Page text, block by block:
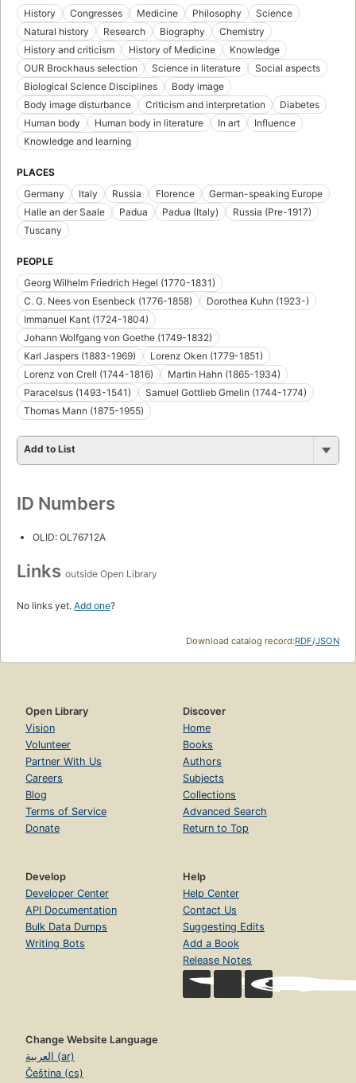
History Congresses Medicine Philosophy
Science
Natural history
Research Biography
Chemistry
History and criticism
History of Medicine
Knowledge
OUR Brockhaus selection
Science in literature
Social aspects
Biological Science Disciplines
Body image
Body image disturbance
Criticism and interpretation
Diabetes
Human body
Human body in literature In art
Influence
Knowledge and learning
PLACES
Germany
Italy Russia Florence
German-speaking Europe
Halle an der Saale
Padua Padua (Italy)
Russia (Pre-1917)
Tuscany
PEOPLE
Georg Wilhelm Friedrich Hegel (1770-1831)
C. G. Nees von Esenbeck (1776-1858)
Dorothea Kuhn (1923-)
Immanuel Kant (1724-1804)
Johann Wolfgang von Goethe (1749-1832)
Karl Jaspers (1883-1969)
Lorenz Oken (1779-1851)
Lorenz von Crell (1744-1816)
Martin Hahn (1865-1934)
Paracelsus (1493-1541)
Samuel Gottlieb Gmelin (1744-1774)
Thomas Mann (1875-1955)
Add to List
ID Numbers
OLID: OL76712A
Links outside Open Library
No links yet. Add one?
Download catalog record:RDF/JSON
Open Library
Vision
Volunteer
Partner With Us
Careers
Blog
Terms of Service
Donate
Discover
Home
Books
Authors
Subjects
Collections
Advanced Search
Return to Top
Develop
Developer Center
API Documentation
Bulk Data Dumps
Writing Bots
Help
Help Center
Contact Us
Suggesting Edits
Add a Book
Release Notes
Change Website Language
العربية (ar)
Čeština (cs)